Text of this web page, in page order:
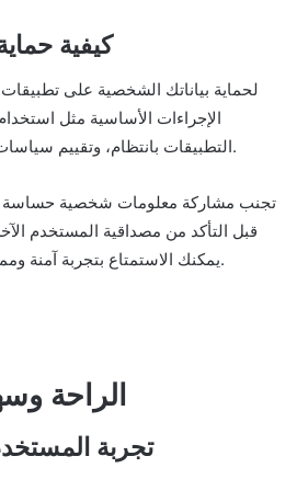
كيفية
لحماية بياناتك الشخصية على
الإجراءات الأساسية مثل
التطبيقات بانتظام، وتقييم سياسات الخصوصية قبل الاشتراك.
تجنب مشاركة معلومات شخصية حساسة
قبل التأكد من مصداقية المستخدم
يمكنك الاستمتاع بتجربة آمنة وممتعة على تطبيقات التعارف.
الراحة
تجربة